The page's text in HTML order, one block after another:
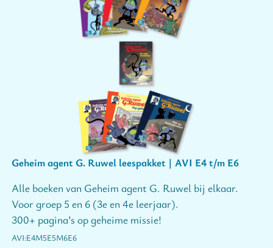
Geheim agent G. Ruwel leespakket | AVI E4 t/m E6
Alle boeken van Geheim agent G. Ruwel bij elkaar.
Voor groep 5 en 6 (3e en 4e leerjaar).
300+ pagina’s op geheime missie!
E4M5E5M6E6